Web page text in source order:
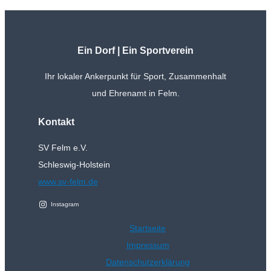
Ein Dorf | Ein Sportverein
Ihr lokaler Ankerpunkt für Sport, Zusammenhalt
und Ehrenamt in Felm.
Kontakt
SV Felm e.V.
Schleswig-Holstein
www.sv-felm.de
Instagram
Startseite
Impressum
Datenschutzerklärung